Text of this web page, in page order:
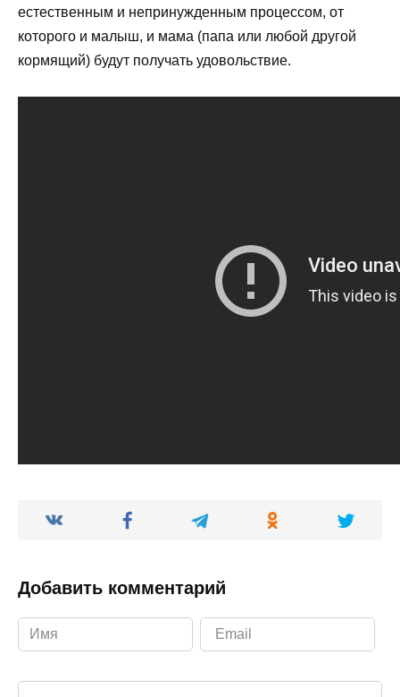
естественным и непринужденным процессом, от
которого и малыш, и мама (папа или любой другой
кормящий) будут получать удовольствие.
Добавить комментарий